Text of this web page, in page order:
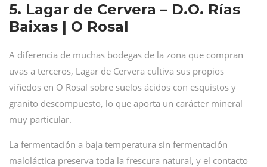
5. Lagar de Cervera – D.O. Rías
Baixas | O Rosal
A diferencia de muchas bodegas de la zona que compran
uvas a terceros, Lagar de Cervera cultiva sus propios
viñedos en O Rosal sobre suelos ácidos con esquistos y
granito descompuesto, lo que aporta un carácter mineral
muy particular.
La fermentación a baja temperatura sin fermentación
maloláctica preserva toda la frescura natural, y el contacto